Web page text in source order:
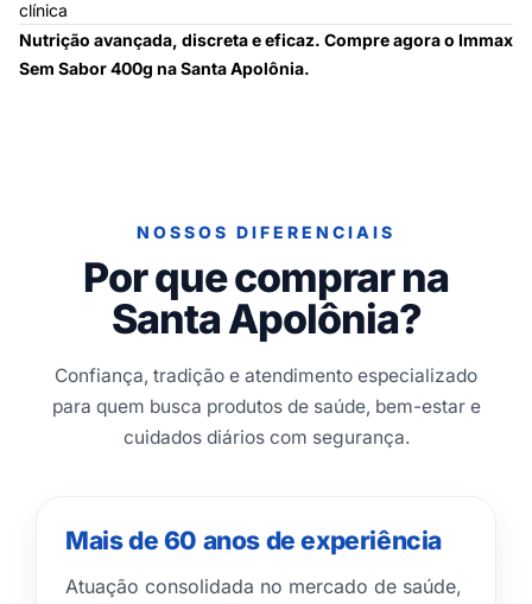
clínica
Nutrição avançada, discreta e eficaz. Compre agora o Immax
Sem Sabor 400g na Santa Apolônia.
NOSSOS DIFERENCIAIS
Por que comprar na
Santa Apolônia?
Confiança, tradição e atendimento especializado
para quem busca produtos de saúde, bem-estar e
cuidados diários com segurança.
Mais de 60 anos de experiência
Atuação consolidada no mercado de saúde,